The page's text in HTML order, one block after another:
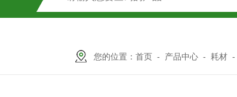
您的位置： 首页 - 产品中心 - 耗材 -